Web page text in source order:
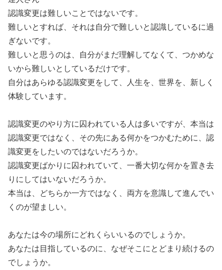
認識変更は難しいことではないです。
難しいとすれば、それは自分で難しいと認識しているに過
ぎないです。
難しいと思うのは、自分がまだ理解してなくて、つかめな
いから難しいとしているだけです。
自分はあらゆる認識変更をして、人生を、世界を、新しく
体験しています。
認識変更のやり方に囚われている人は多いですが、本当は
認識変更ではなく、その先にある何かをつかむために、認
識変更をしたいのではないだろうか。
認識変更ばかりに囚われていて、一番大切な何かを置き去
りにしてはいないだろうか。
本当は、どちらか一方ではなく、両方を意識して進んでい
くのが望ましい。
あなたは今の場所にどれくらいいるのでしょうか。
あなたは目指しているのに、なぜそこにとどまり続けるの
でしょうか。